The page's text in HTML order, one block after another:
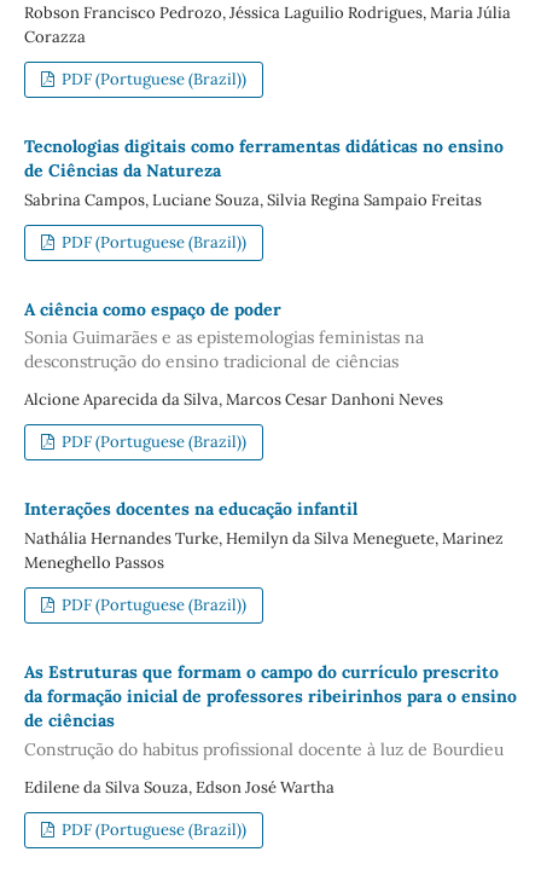
Robson Francisco Pedrozo, Jéssica Laguilio Rodrigues, Maria Júlia
Corazza
PDF (Portuguese (Brazil))
Tecnologias digitais como ferramentas didáticas no ensino
de Ciências da Natureza
Sabrina Campos, Luciane Souza, Silvia Regina Sampaio Freitas
PDF (Portuguese (Brazil))
A ciência como espaço de poder
Sonia Guimarães e as epistemologias feministas na
desconstrução do ensino tradicional de ciências
Alcione Aparecida da Silva, Marcos Cesar Danhoni Neves
PDF (Portuguese (Brazil))
Interações docentes na educação infantil
Nathália Hernandes Turke, Hemilyn da Silva Meneguete, Marinez
Meneghello Passos
PDF (Portuguese (Brazil))
As Estruturas que formam o campo do currículo prescrito
da formação inicial de professores ribeirinhos para o ensino
de ciências
Construção do habitus profissional docente à luz de Bourdieu
Edilene da Silva Souza, Edson José Wartha
PDF (Portuguese (Brazil))